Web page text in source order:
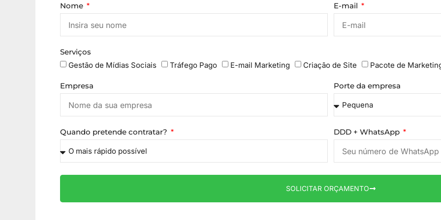
Nome E-mail
Serviços
Gestão de Mídias Sociais
Tráfego Pago E-mail Marketing Criação de Site Pacote de
Empresa Porte da empresa
Quando pretende contratar? DDD + WhatsApp
SOLICITAR ORÇAMENTO